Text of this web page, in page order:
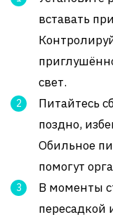
вставать
свет.
Питайтесь
поздно,
Обильное
помогут
В моменты